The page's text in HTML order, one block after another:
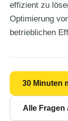
effizient zu
Optimierung
betrieblichen
30 Minuten
Alle Fragen